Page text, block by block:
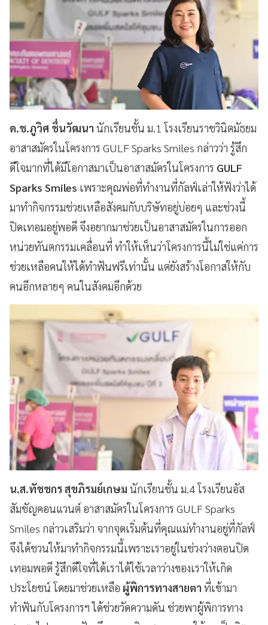
ด.ช.ภูวิศ ชื่นวัฒนา นักเรียนชั้น ม.1 โรงเรียนราชวินิตมัธยม
อาสาสมัครในโครงการ GULF Sparks Smiles กล่าวว่า รู้สึก
ดีใจมากที่ได้มีโอกาสมาเป็นอาสาสมัครในโครงการ GULF
Sparks Smiles เพราะคุณพ่อที่ทำงานที่กัลฟ์เล่าให้ฟังว่าได้
มาทำกิจกรรมช่วยเหลือสังคมกับบริษัทอยู่บ่อยๆ และช่วงนี้
ปิดเทอมอยู่พอดี จึงอยากมาช่วยเป็นอาสาสมัครในการออก
หน่วยทันตกรรมเคลื่อนที่ ทำให้เห็นว่าโครงการนี้ไม่ใช่แค่การ
ช่วยเหลือคนให้ได้ทำฟันฟรีเท่านั้น แต่ยังสร้างโอกาสให้กับ
คนอีกหลายๆ คนในสังคมอีกด้วย
น.ส.ทัชชกร สุขภิรมย์เกษม นักเรียนชั้น ม.4 โรงเรียนอัส
สัมชัญคอนแวนต์ อาสาสมัครในโครงการ GULF Sparks
Smiles กล่าวเสริมว่า จากจุดเริ่มต้นที่คุณแม่ทำงานอยู่ที่กัลฟ์
จึงได้ชวนให้มาทำกิจกรรมนี้เพราะเราอยู่ในช่วงว่างตอนปิด
เทอมพอดี รู้สึกดีใจที่ได้เราได้ใช้เวลาว่างของเราให้เกิด
ประโยชน์ โดยมาช่วยเหลือ ผู้พิการทางสายตา ที่เข้ามา
ทำฟันกับโครงการฯ ได้ช่วยวัดความดัน ช่วยพาผู้พิการทาง